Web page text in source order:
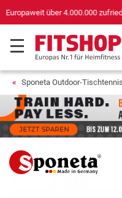
für
Sponeta Outdoor-